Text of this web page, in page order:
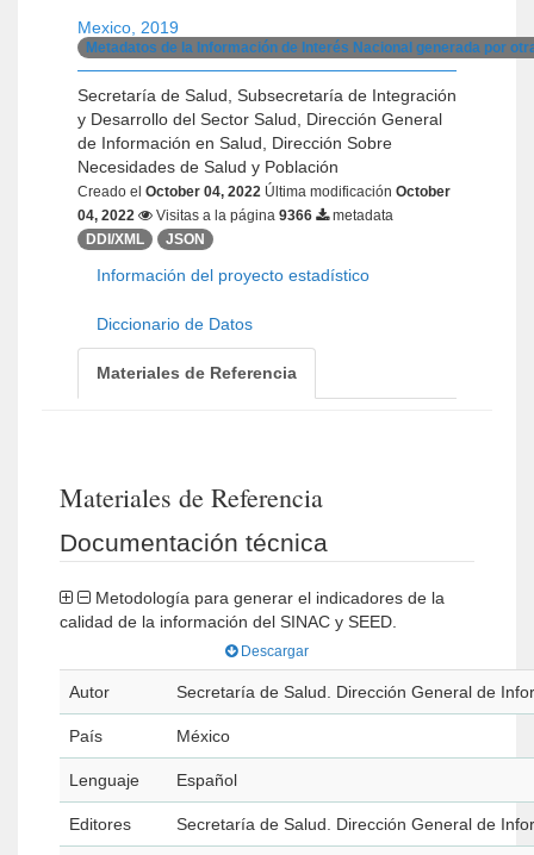
Mexico 2019
Metadatos de la Información de Interés Nacional generada por
Secretaría de Salud, Subsecretaría de Integración
y Desarrollo del Sector Salud, Dirección General
de Información en Salud, Dirección Sobre
Necesidades de Salud y Población
Creado el October 04, 2022 Última modificación October
04, 2022
Visitas a la página 9366
metadata
DDI/XML
JSON
Información del proyecto estadístico
Diccionario de Datos
Materiales de Referencia
Materiales de Referencia
Documentación técnica
calidad de la información del SINAC y SEED.
Descargar
Autor Secretaría de Salud. Dirección General de
País México
Lenguaje Español
Editores Secretaría de Salud. Dirección General de